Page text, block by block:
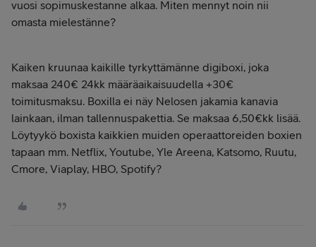
vuosi sopimuskestanne alkaa. Miten mennyt noin nii
omasta mielestänne?
Kaiken kruunaa kaikille tyrkyttämänne digiboxi, joka
maksaa 240€ 24kk määräaikaisuudella +30€
toimitusmaksu. Boxilla ei näy Nelosen jakamia kanavia
lainkaan, ilman tallennuspakettia. Se maksaa 6,50€kk lisää.
Löytyykö boxista kaikkien muiden operaattoreiden boxien
tapaan mm. Netflix, Youtube, Yle Areena, Katsomo, Ruutu,
Cmore, Viaplay, HBO, Spotify?